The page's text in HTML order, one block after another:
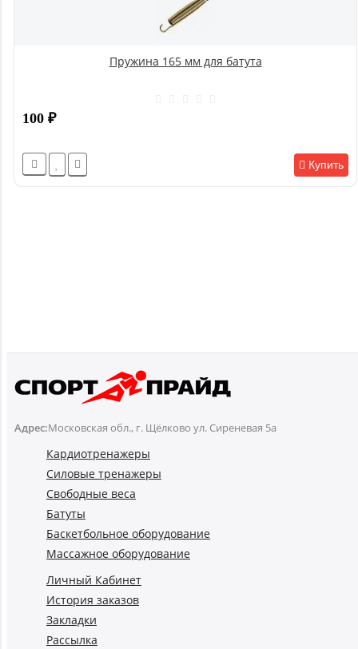
Пружина 165 мм для батута
100 ₽
Купить
Адрес:Московская обл., г. Щёлково ул. Сиреневая 5а
Кардиотренажеры
Силовые тренажеры
Свободные веса
Батуты
Баскетбольное оборудование
Массажное оборудование
Личный Кабинет
История заказов
Закладки
Рассылка